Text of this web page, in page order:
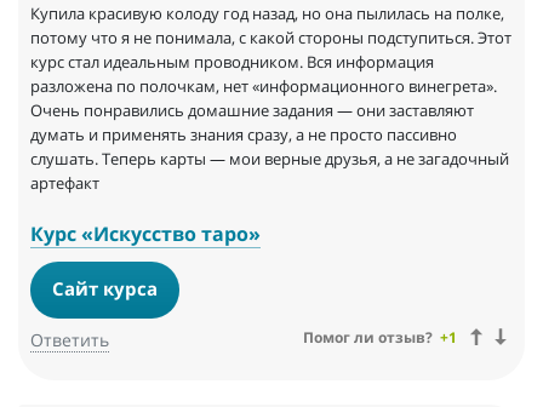
Купила красивую колоду год назад, но она пылилась на полке,
потому что я не понимала, с какой стороны подступиться. Этот
курс стал идеальным проводником. Вся информация
разложена по полочкам, нет «информационного винегрета».
Очень понравились домашние задания — они заставляют
думать и применять знания сразу, а не просто пассивно
слушать. Теперь карты — мои верные друзья, а не загадочный
артефакт
Курс «Искусство таро»
Сайт курса
Ответить Помог ли отзыв? +1